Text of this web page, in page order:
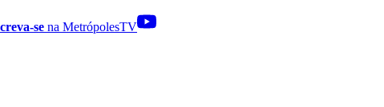
se na MetrópolesTV